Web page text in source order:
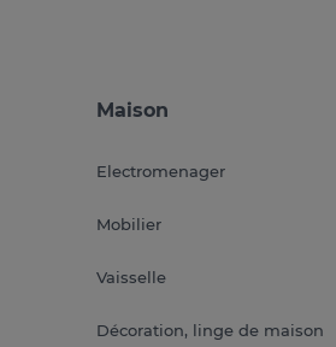
Maison
Electromenager
Mobilier
Vaisselle
Décoration, linge de maison